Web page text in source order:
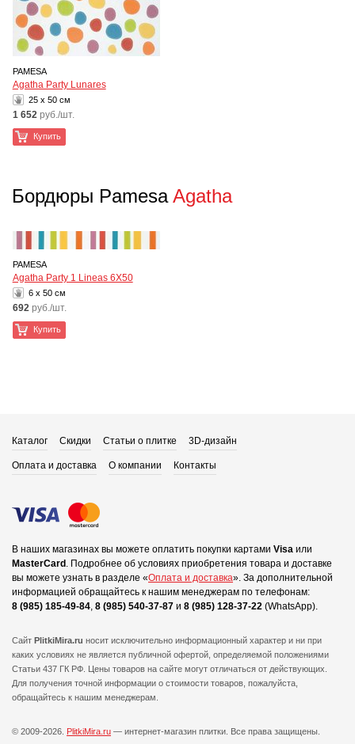
PAMESA
Agatha Party Lunares
25 x 50 см
1 652 руб./шт.
Купить
Бордюры PamesaAgatha
PAMESA
Agatha Party 1 Lineas 6X50
6 x 50 см
692 руб./шт.
Купить
Каталог Скидки Статьи о плитке 3D-дизайн
Оплата и доставка О компании Контакты
В наших магазинах вы можете оплатить покупки картами Visa или
MasterCard . Подробнее об условиях приобретения товара и доставке
вы можете узнать в разделе «Оплата и доставка». За дополнительной
информацией обращайтесь к нашим менеджерам по телефонам:
8 (985) 185-49-84, 8 (985) 540-37-87 и 8 (985) 128-37-22 (WhatsApp).
Сайт PlitkiMira.ru носит исключительно информационный характер и ни при
каких условиях не является публичной офертой, определяемой положениями
Статьи 437 ГК РФ. Цены товаров на сайте могут отличаться от действующих.
Для получения точной информации о стоимости товаров, пожалуйста,
обращайтесь к нашим менеджерам.
© 2009-2026. PlitkiMira.ru — интернет-магазин плитки. Все права защищены.